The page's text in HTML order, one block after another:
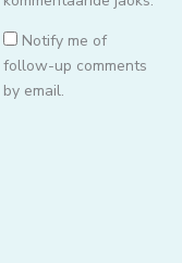
Notify me of
follow-up comments
by email.